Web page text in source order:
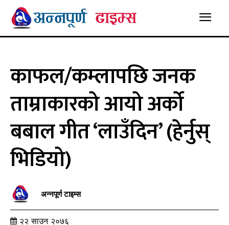
काफल/कम्लापछि जनक
ताम्राकारको आयो अर्को
बबाल गीत ‘लाउँदिन’ (हेर्नुस्
भिडियो)
अन्नपूर्ण टाइम्स
२२ साउन २०७६